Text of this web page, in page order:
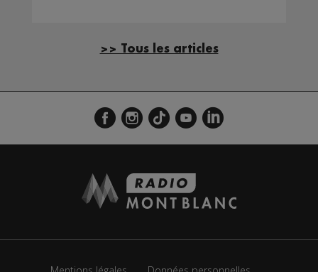
>> Tous les articles